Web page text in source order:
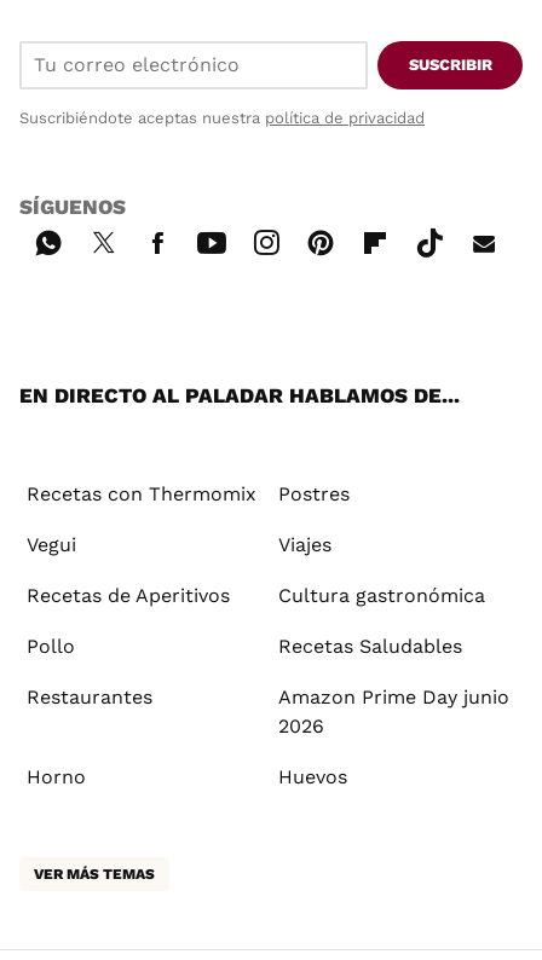
SUSCRIBIR
Suscribiéndote aceptas nuestra política de privacidad
SÍGUENOS
EN DIRECTO AL PALADAR HABLAMOS DE...
Recetas con Thermomix Postres
Vegui Viajes
Recetas de Aperitivos Cultura gastronómica
Pollo Recetas Saludables
Restaurantes
Amazon Prime Day junio
2026
Horno Huevos
VER MÁS TEMAS